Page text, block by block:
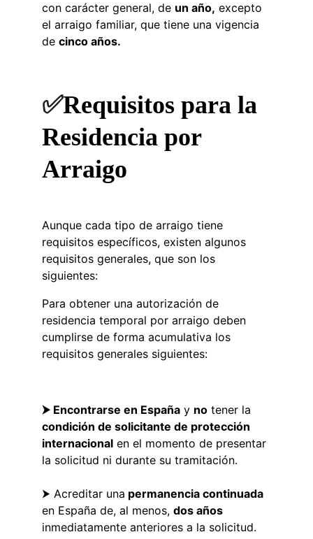
con carácter general, de un año, excepto
el arraigo familiar, que tiene una vigencia
de cinco años.
✅Requisitos para la
Residencia por
Arraigo
Aunque cada tipo de arraigo tiene
requisitos específicos, existen algunos
requisitos generales, que son los
siguientes:
Para obtener una autorización de
residencia temporal por arraigo deben
cumplirse de forma acumulativa los
requisitos generales siguientes:
⮞ Encontrarse en España y no tener la
condición de solicitante de protección
internacional en el momento de presentar
la solicitud ni durante su tramitación.
⮞ Acreditar una permanencia continuada
en España de, al menos, dos años
inmediatamente anteriores a la solicitud.